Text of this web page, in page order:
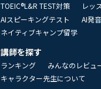
TOEIC®L&R TEST対策
レッ
AIスピーキングテスト
AI発
ネイティブキャンプ留学
講師を探す
ランキング みんなのレビュ
キャラクター先生について